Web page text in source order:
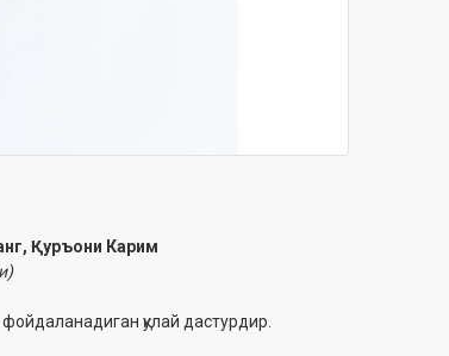
Қуръони Карим
қулай дастурдир.